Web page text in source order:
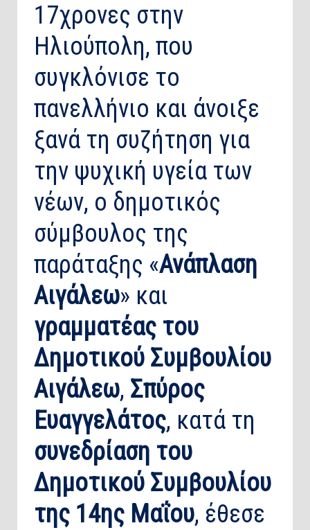
17χρονες στην
Ηλιούπολη, που
συγκλόνισε το
πανελλήνιο και άνοιξε
ξανά τη συζήτηση για
την ψυχική υγεία των
νέων, ο δημοτικός
σύμβουλος της
παράταξης «Ανάπλαση
Αιγάλεω» και
γραμματέας του
Δημοτικού Συμβουλίου
Αιγάλεω, Σπύρος
Ευαγγελάτος, κατά τη
συνεδρίαση του
Δημοτικού Συμβουλίου
της 14ης Μαΐου, έθεσε